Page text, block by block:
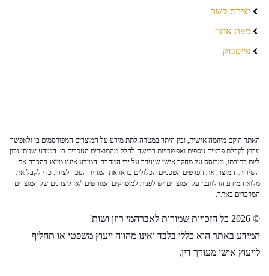
יצירת קשר
מפת אתר
פייסבוק
האתר הוקם מיוזמה אישית, ובין היתר במטרה לתת מידע על המוצרים המפורסמים בו ולאפשר
ערוץ לקבלת פרטים נוספים ואפשרויות רכישה לחלק מהמוצרים הנזכרים בו. המידע שניתן נכון
ליום כתיבתו, ומבוסס על מחקר אישי שנערך על ידי המחבר. המידע איננו מייצג בהכרח את
השירות, המוצר, את הפרטים הטכניים הכלולים בו או את המחיר הנזכר לצידו. כדי לקבל את
מלוא המידע הרלוונטי על המוצרים יש לפנות למשווקים המורשים ו/או ליצרנים של המוצרים
המוזכרים באתר.
© 2026 כל הזכויות שמורות לאברהמי רוזן ושות'
המידע באתר הוא כללי בלבד ואינו מהווה ייעוץ משפטי או תחליף
לייעוץ אישי מעורך דין.